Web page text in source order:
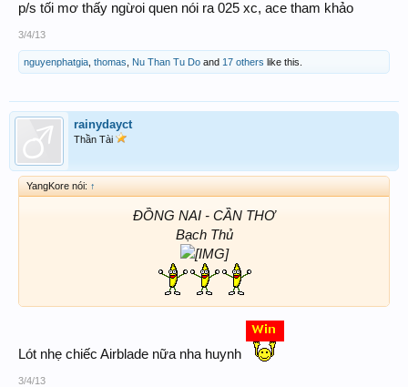
p/s tối mơ thấy ngừoi quen nói ra 025 xc, ace tham khảo
3/4/13
nguyenphatgia thomas Nu Than Tu Do and 17 others like this.
rainydayct
Thần Tài
YangKore nói: ↑
ĐỒNG NAI - CẦN THƠ
Bạch Thủ
Lót nhẹ chiếc Airblade nữa nha huynh
3/4/13